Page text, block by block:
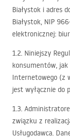
Białystok i adres
Białystok, NIP
elektronicznej:
1.2. Niniejszy
konsumentów, jak
Internetowego (z
jest wyłącznie do
1.3.
związku z
Usługodawca.